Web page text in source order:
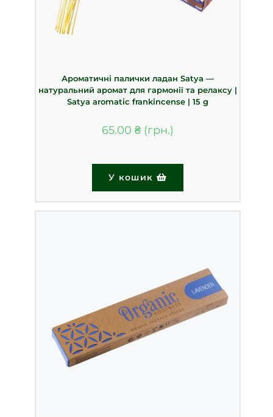
Ароматичні палички ладан Satya —
натуральний аромат для гармонії та релаксу |
Satya aromatic frankincense | 15 g
65.00 ₴
У кошик